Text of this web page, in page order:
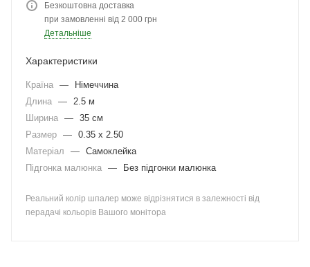
Безкоштовна доставка
при замовленні від 2 000 грн
Детальніше
Характеристики
Країна —
Німеччина
Длина — 2.5 м
Ширина — 35 см
Размер — 0.35 x 2.50
Матеріал
— Самоклейка
Підгонка малюнка — Без підгонки малюнка
Реальний колір шпалер може відрізнятися в залежності від
перадачі кольорів Вашого монітора